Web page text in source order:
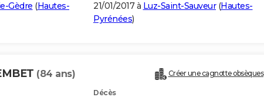
Gèdre (Hautes-
21/01/2017 à Luz-Saint-Sauveur(Hautes-
Pyrénées)
(84 ans) Créer une cagnotte obsèques
Décès